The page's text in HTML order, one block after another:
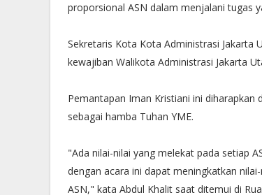
proporsional ASN dalam menjalani tugas
Sekretaris Kota Kota Administrasi Jakarta
kewajiban Walikota Administrasi Jakarta
Pemantapan Iman Kristiani ini
sebagai hamba Tuhan YME.
"Ada nilai-nilai yang melekat pada setiap
dengan acara ini dapat meningkatkan
ASN," kata Abdul Khalit saat ditemui di